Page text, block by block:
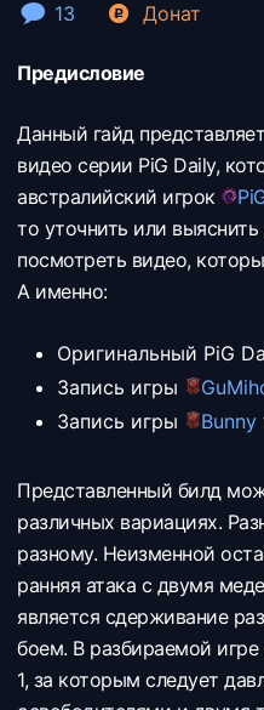
13 Донат
Предисловие
Данный гайд
видео серии PiG Daily,
австралийский игрок
то уточнить или
посмотреть видео,
А именно:
Оригинальный PiG
Запись игры
Запись игры
Bunny
Представленный билд
различных вариациях.
разному. Неизменной
ранняя атака с двумя
является сдерживание
боем. В разбираемой
1, за которым следует